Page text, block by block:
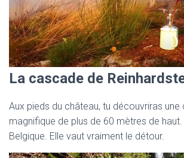
La cascade de
Aux pieds du château, tu découvriras une
magnifique de plus de 60 mètres de
Belgique. Elle vaut vraiment le détour.